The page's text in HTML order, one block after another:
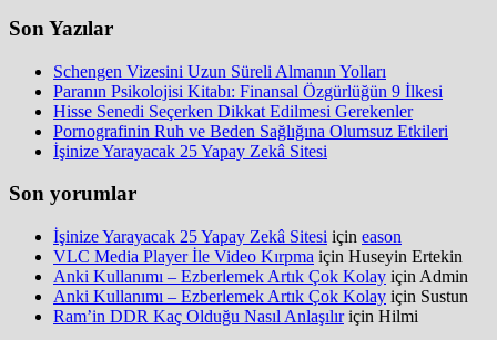
Son Yazılar
Schengen Vizesini Uzun Süreli Almanın Yolları
Paranın Psikolojisi Kitabı: Finansal Özgürlüğün 9 İlkesi
Hisse Senedi Seçerken Dikkat Edilmesi Gerekenler
Pornografinin Ruh ve Beden Sağlığına Olumsuz Etkileri
İşinize Yarayacak 25 Yapay Zekâ Sitesi
Son yorumlar
İşinize Yarayacak 25 Yapay Zekâ Sitesi için eason
VLC Media Player İle Video Kırpma için Huseyin Ertekin
Anki Kullanımı – Ezberlemek Artık Çok Kolay için Admin
Anki Kullanımı – Ezberlemek Artık Çok Kolay için Sustun
Ram’in DDR Kaç Olduğu Nasıl Anlaşılıriçin Hilmi